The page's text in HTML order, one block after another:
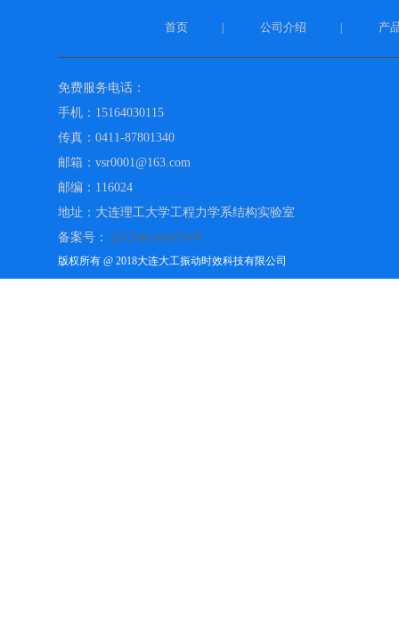
首页 公司介绍 产
免费服务电话：
手机：15164030115
传真：0411-87801340
邮箱：vsr0001@163.com
邮编：116024
地址：大连理工大学工程力学系结构实验室
备案号：
辽ICP备10010710号
版权所有 @ 2018大连大工振动时效科技有限公司